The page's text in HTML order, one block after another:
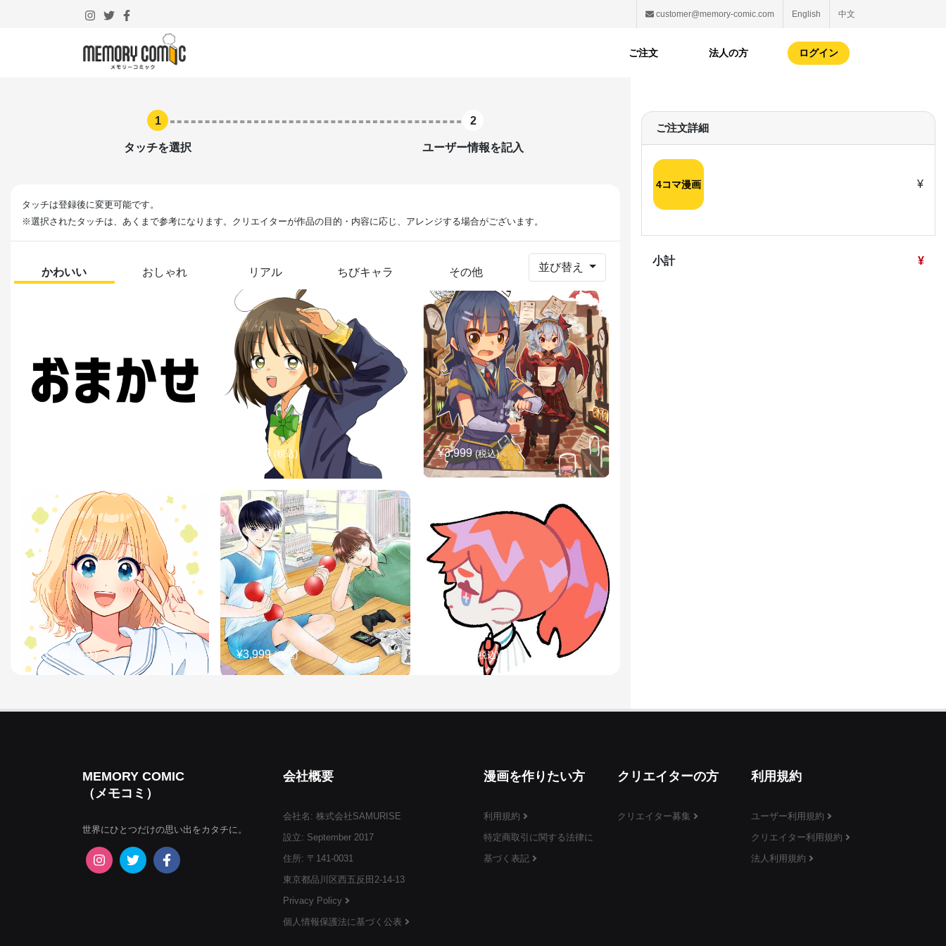
customer@memory-comic.com English 中文
ご注文 法人の方 ログイン
1
タッチを選択
2
ユーザー情報を記入
タッチは登録後に変更可能です。
※選択されたタッチは、あくまで参考になります。クリエイターが作品の目的・内容に応じ、アレンジする場合がございます。
かわいい おしゃれ リアル ちびキャラ その他 並び替え
¥3,999 (税込) ¥3,999(税込)
¥3,999 (税込) ¥3,999(税込) (税込)
(税込) (税込) (税込)
お名前
ご注文詳細
4コマ漫画 ¥
小計 ¥
MEMORY COMIC
（メモコミ）
世界にひとつだけの思い出をカタチに。
会社概要
会社名: 株式会社SAMURISE
設立: September 2017
住所: 〒141-0031
東京都品川区西五反田2-14-13
Privacy Policy
個人情報保護法に基づく公表
漫画を作りたい方
利用規約
特定商取引に関する法律に
基づく表記
クリエイターの方
クリエイター募集
利用規約
ユーザー利用規約
クリエイター利用規約
法人利用規約